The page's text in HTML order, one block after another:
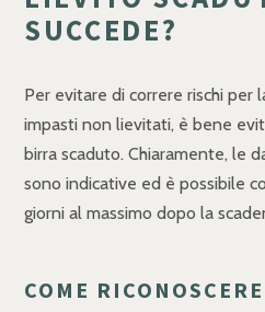
SUCCEDE?
Per evitare di correre rischi per
impasti non lievitati, è bene
birra scaduto. Chiaramente, le
sono indicative ed è possibile
giorni al massimo dopo la
COME